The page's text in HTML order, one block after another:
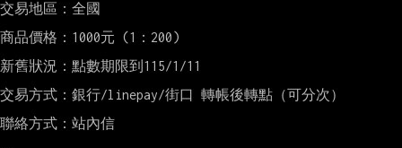
交易地區：全國
商品價格：1000元 (1：200)
新舊狀況：點數期限到115/1/11
交易方式：銀行/linepay/街口 轉帳後轉點（可分次）
聯絡方式：站內信